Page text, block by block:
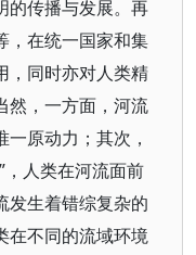
的传播与发展。再
，在统一国家和集
，同时亦对人类精
然，一方面，河流
原动力；其次，
，人类在河流面前
发生着错综复杂的
在不同的流域环境